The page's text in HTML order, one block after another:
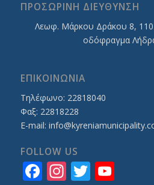
ΠΡΟΣΩΡΙΝΗ ΔΙΕΥΘΥΝΣΗ
Λεωφ. Mάρκου Δράκου 8,
οδόφραγμα
ΕΠΙΚΟΙΝΩΝΙΑ
Τηλέφωνο: 22818040
Φαξ: 22818228
E-mail:
FOLLOW US
Facebook
Instagram
Twitter